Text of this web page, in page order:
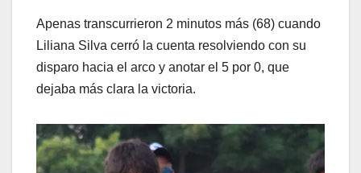
Apenas transcurrieron 2 minutos más (68) cuando
Liliana Silva cerró la cuenta resolviendo con su
disparo hacia el arco y anotar el 5 por 0, que
dejaba más clara la victoria.